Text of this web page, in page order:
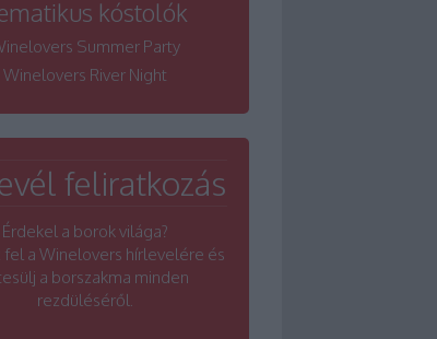
kóstolók
Summer Party
Winelovers River Night
feliratkozás
Érdekel a borok világa?
fel a Winelovers hírlevelére és
a borszakma minden
rezdüléséről.